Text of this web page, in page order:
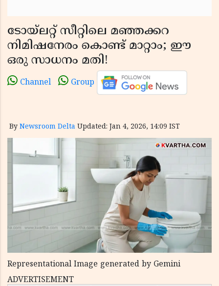
ടോയ്‌ലറ്റ് സീറ്റിലെ മഞ്ഞക്കറ
നിമിഷനേരം കൊണ്ട് മാറ്റാം; ഈ
ഒരു സാധനം മതി!
Channel Group
By Newsroom Delta Updated: Jan 4, 2026, 14:09 IST
Representational Image generated by Gemini
ADVERTISEMENT